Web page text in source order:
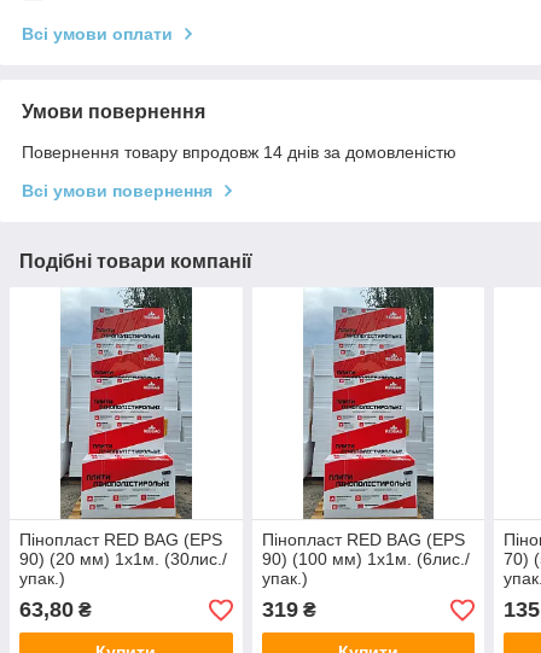
Всі умови оплати
Умови повернення
Повернення товару впродовж 14 днів за домовленістю
Всі умови повернення
Подібні товари компанії
Пінопласт RED BAG (EPS
90) (20 мм) 1х1м. (30лис./
упак.)
63,80 ₴
Пінопласт RED BAG (EPS
90) (100 мм) 1х1м. (6лис./
упак.)
319₴
70)